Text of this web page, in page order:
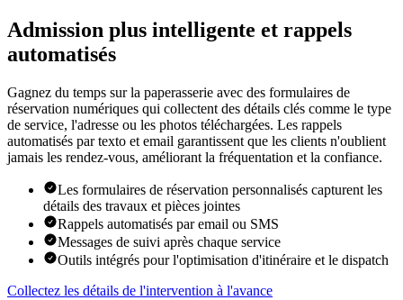
Admission plus intelligente et rappels
automatisés
Gagnez du temps sur la paperasserie avec des formulaires de
réservation numériques qui collectent des détails clés comme le type
de service, l'adresse ou les photos téléchargées. Les rappels
automatisés par texto et email garantissent que les clients n'oublient
jamais les rendez-vous, améliorant la fréquentation et la confiance.
Les formulaires de réservation personnalisés capturent les
détails des travaux et pièces jointes
Rappels automatisés par email ou SMS
Messages de suivi après chaque service
Outils intégrés pour l'optimisation d'itinéraire et le dispatch
Collectez les détails de l'intervention à l'avance